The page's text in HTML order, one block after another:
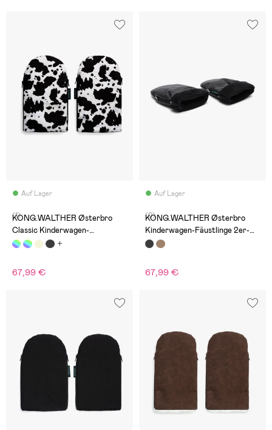
Auf Lager
(1)
KONG.WALTHER Østerbro
Classic Kinderwagen-
Fäustlinge, Cozy Cow
67,99 €
Auf Lager
(0)
KONG.WALTHER Østerbro
Kinderwagen-Fäustlinge 2er-
Pack Erwachsene & Mini,
67,99 €